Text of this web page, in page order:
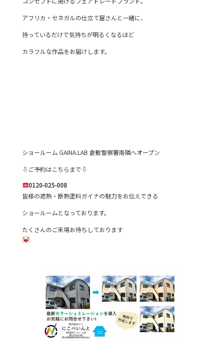
アフリカ・セネガルの仕立て屋さんと一緒に、
持っているだけで気持ちが明るくなるほど
カラフルな作品をお届けします。
ショールーム GAINA.LAB 倉敷警察署南隣へオープン
⇩ご予約はこちらまで⇩
0120-025-008
皆様の遮熱・断熱塗料ガイナの魅力をお伝えできる
ショールームとなっております。
たくさんのご来場お待ちしております